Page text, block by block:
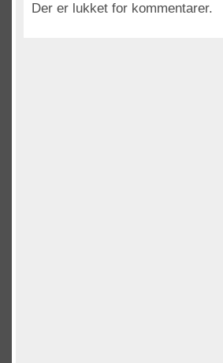
Der er lukket for kommentarer.